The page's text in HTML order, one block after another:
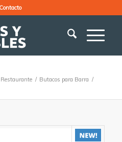
Contacto
Restaurante / Butacos para Barra /